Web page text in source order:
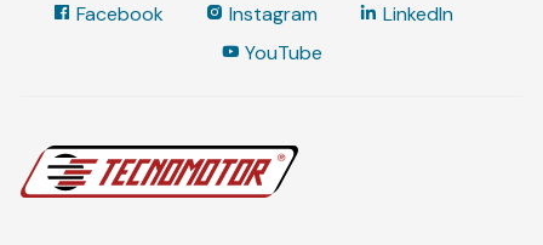
Facebook Instagram
LinkedIn
YouTube